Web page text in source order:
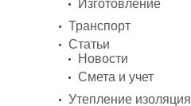
Изготовление
Транспорт
Статьи
Новости
Смета и учет
Утепление изоляция